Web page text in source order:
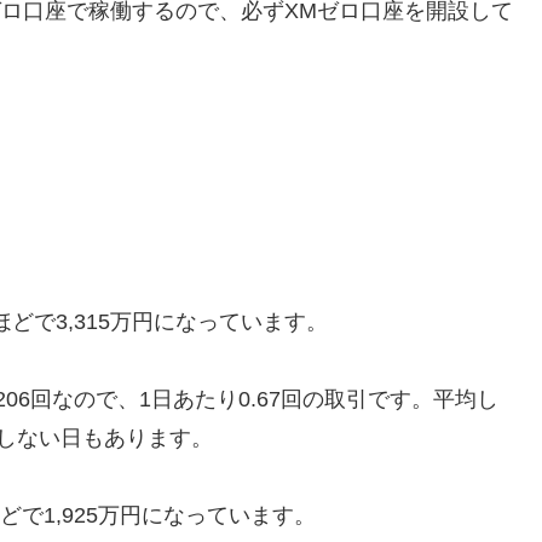
口座で稼働するので、必ずXMゼロ口座を開設して
で3,315万円になっています。
回なので、1日あたり0.67回の取引です。平均し
い日もあります。
で1,925万円になっています。